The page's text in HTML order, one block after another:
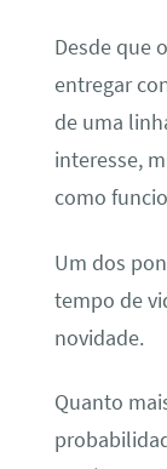
Desde que
entregar
de uma
interesse,
como
Um dos
tempo de
novidade.
Quanto